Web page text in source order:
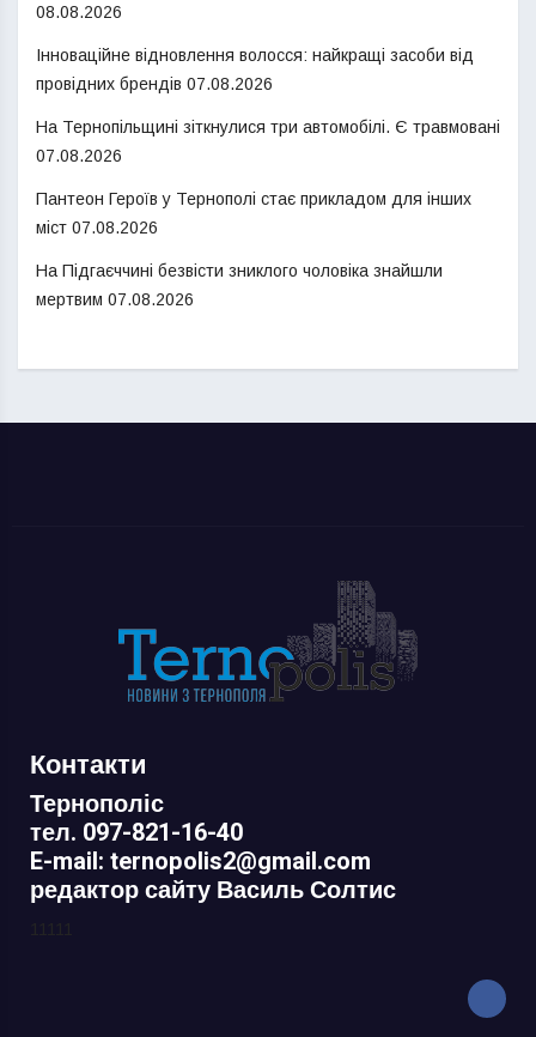
08.08.2026
Інноваційне відновлення волосся: найкращі засоби від
провідних брендів 07.08.2026
На Тернопільщині зіткнулися три автомобілі. Є травмовані
07.08.2026
Пантеон Героїв у Тернополі стає прикладом для інших
міст 07.08.2026
На Підгаєччині безвісти зниклого чоловіка знайшли
мертвим 07.08.2026
Контакти
Тернополіс
тел. 097-821-16-40
E-mail: ternopolis2@gmail.com
редактор сайту Василь Солтис